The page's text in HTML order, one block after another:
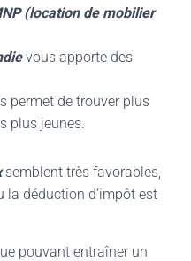
(location de mobilier
vous apporte des
permet de trouver plus
plus jeunes.
semblent très favorables,
la déduction d’impôt est
pouvant entraîner un